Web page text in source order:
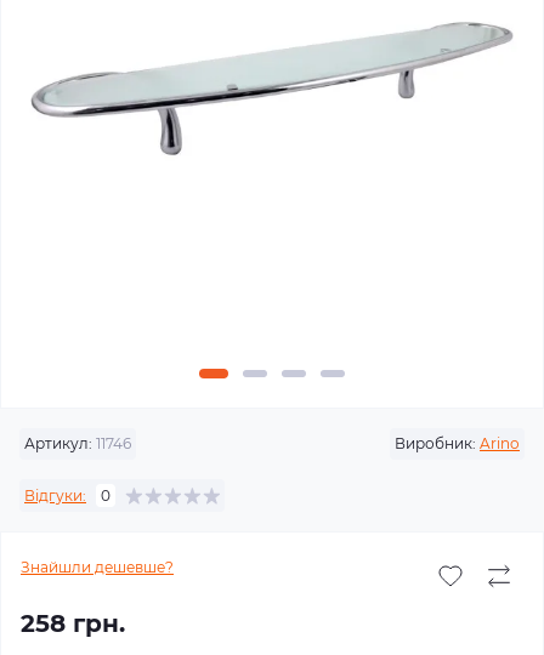
Артикул: 11746 Виробник: Arino
Відгуки: 0
Знайшли дешевше?
258 грн.